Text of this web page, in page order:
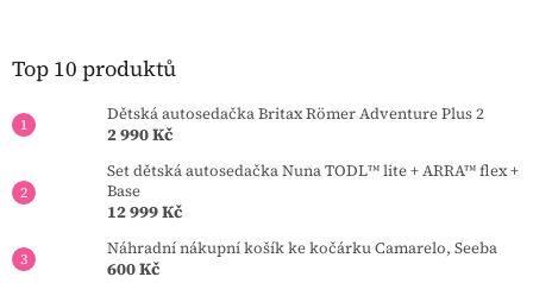
Top 10 produktů
Dětská autosedačka Britax Römer Adventure Plus 2
2 990 Kč
Set dětská autosedačka Nuna TODL™ lite + ARRA™ flex +
Base
12 999 Kč
Náhradní nákupní košík ke kočárku Camarelo, Seeba
600 Kč